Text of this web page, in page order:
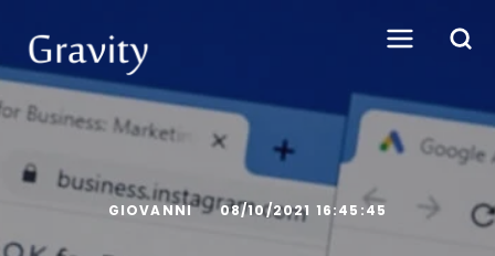
GIOVANNI 08/10/2021 16:45:45